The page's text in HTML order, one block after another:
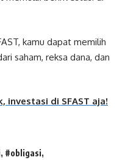
kamu dapat memilih
saham, reksa dana, dan
investasi di SFAST aja!
, #obligasi,